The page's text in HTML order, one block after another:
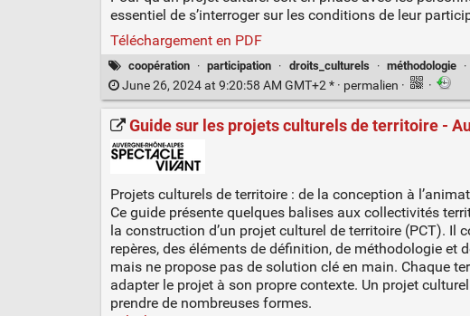
essentiel de s’interroger sur les conditions de leur
Téléchargement en PDF
coopération · participation · droits_culturels · méthodologie ·
June 26, 2024 at 9:20:58 AM GMT+2 * · permalien · ·
Guide sur les projets culturels de territoire -
Projets culturels de territoire : de la conception à
Ce guide présente quelques balises aux collectivités
la construction d’un projet culturel de territoire (PCT). Il
repères, des éléments de définition, de méthodologie et
mais ne propose pas de solution clé en main. Chaque
adapter le projet à son propre contexte. Un projet
prendre de nombreuses formes.